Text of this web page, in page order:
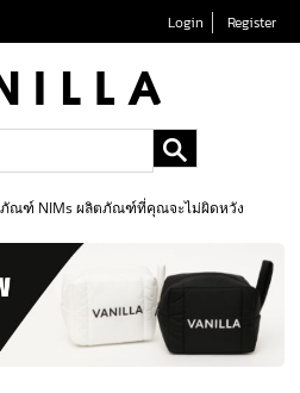
Login Register
ภัณฑ์ NIMs ผลิตภัณฑ์ที่คุณจะไม่ผิดหวัง